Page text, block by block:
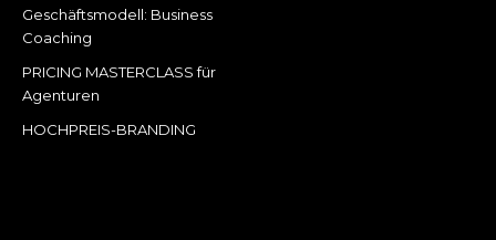
Geschäftsmodell: Business
Coaching
PRICING MASTERCLASS für
Agenturen
HOCHPREIS-BRANDING